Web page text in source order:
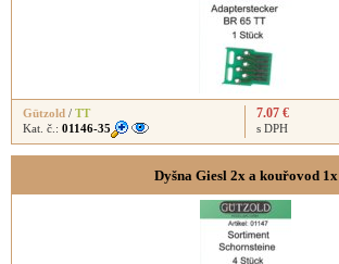
Gützold / TT
Kat. č.: 01146-35
7.07 €
s DPH
Dyšna Giesl 2x a kouřovod 1x